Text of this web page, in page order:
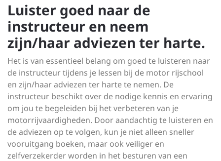
Luister goed naar de
instructeur en neem
zijn/haar adviezen ter harte.
Het is van essentieel belang om goed te luisteren naar
de instructeur tijdens je lessen bij de motor rijschool
en zijn/haar adviezen ter harte te nemen. De
instructeur beschikt over de nodige kennis en ervaring
om jou te begeleiden bij het verbeteren van je
motorrijvaardigheden. Door aandachtig te luisteren en
de adviezen op te volgen, kun je niet alleen sneller
vooruitgang boeken, maar ook veiliger en
zelfverzekerder worden in het besturen van een